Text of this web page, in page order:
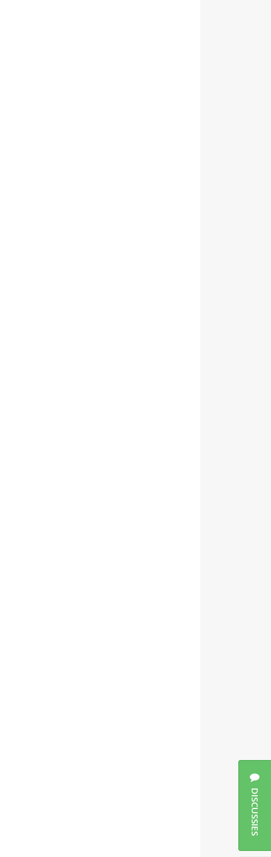
DISCUSSIES